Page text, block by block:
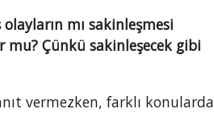
mı sakinleşmesi
mu? Çünkü sakinleşecek gibi
vermezken, farklı konularda